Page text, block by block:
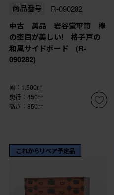
商品番号 R-090282
中古 美品 岩谷堂箪笥 欅
の杢目が美しい! 格子戸の
和風サイドボード (R-
090282)
幅：1,500㎜
奥行：450㎜
高さ：850㎜
これからリペア予定品